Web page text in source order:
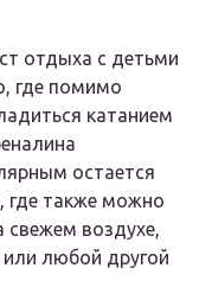
отдыха с детьми
где помимо
катанием
остается
где также можно
свежем воздухе,
или любой другой